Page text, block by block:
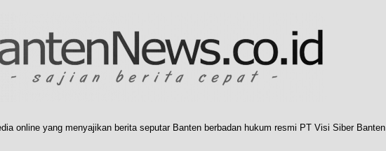
online yang menyajikan berita seputar Banten berbadan hukum resmi PT Visi Siber Banten